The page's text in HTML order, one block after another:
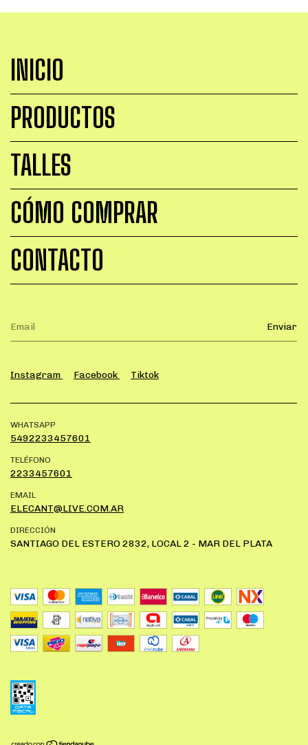
INICIO
PRODUCTOS
TALLES
CÓMO COMPRAR
CONTACTO
Instagram Facebook Tiktok
WHATSAPP
5492233457601
TELÉFONO
2233457601
EMAIL
ELECANT@LIVE.COM.AR
DIRECCIÓN
SANTIAGO DEL ESTERO 2832, LOCAL 2 - MAR DEL PLATA